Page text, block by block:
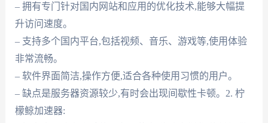
– 拥有专门针对国内网站和应用的优化技术,能够大幅提
升访问速度。
– 支持多个国内平台,包括视频、音乐、游戏等,使用体验
非常流畅。
– 软件界面简洁,操作方便,适合各种使用习惯的用户。
– 缺点是服务器资源较少,有时会出现间歇性卡顿。2. 柠
檬鲸加速器: